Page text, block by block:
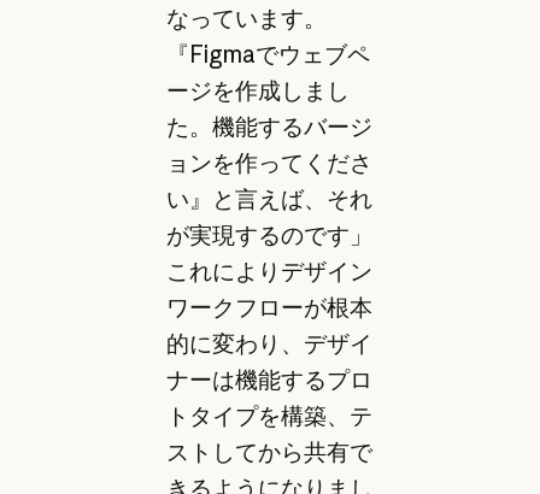
なっています。
『Figmaでウェブペ
ージを作成しまし
た。機能するバージ
ョンを作ってくださ
い』と言えば、それ
が実現するのです」
これによりデザイン
ワークフローが根本
的に変わり、デザイ
ナーは機能するプロ
トタイプを構築、テ
ストしてから共有で